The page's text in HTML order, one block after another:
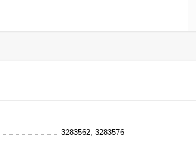
3283562, 3283576